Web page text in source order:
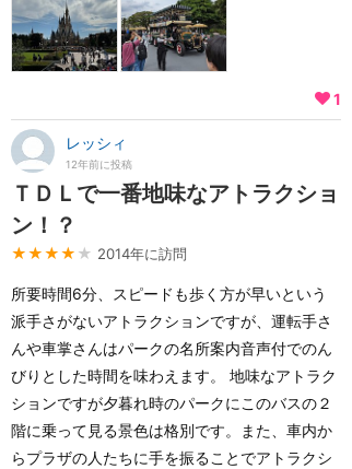
1
レッシィ
12年前に投稿
ＴＤＬで一番地味なアトラクショ
ン！？
★★★★ ★ 2014年に訪問
所要時間6分、スピードも歩く方が早いという
派手さがないアトラクションですが、運転手さ
んや車掌さんはパークの名所案内音声付でのん
びりとした時間を味わえます。 地味なアトラク
ションですが夕暮れ時のパークにこのバスの２
階に乗って見る景色は格別です。また、車内か
らプラザの人たちに手を振ることでアトラクシ